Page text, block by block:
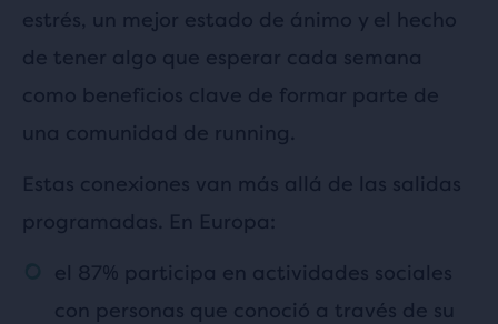
estrés, un mejor estado de ánimo y el hecho
de tener algo que esperar cada semana
como beneficios clave de formar parte de
una comunidad de running.
Estas conexiones van más allá de las salidas
programadas. En Europa:
el 87% participa en actividades sociales
con personas que conoció a través de su